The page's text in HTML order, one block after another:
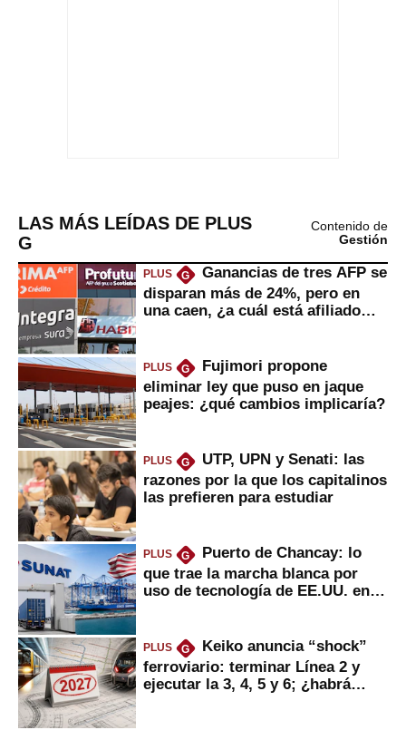
LAS MÁS LEÍDAS DE PLUS
G
Contenido de
Gestión
PLUS G
Ganancias de tres AFP se
disparan más de 24%, pero en
una caen, ¿a cuál está afiliado
PLUS G
Fujimori propone
eliminar ley que puso en jaque
peajes: ¿qué cambios implicaría?
PLUS G
UTP, UPN y Senati: las
razones por la que los capitalinos
las prefieren para estudiar
PLUS G
Puerto de Chancay: lo
que trae la marcha blanca por
uso de tecnología de EE.UU. en
PLUS G
Keiko anuncia “shock”
ferroviario: terminar Línea 2 y
ejecutar la 3, 4, 5 y 6; ¿habrá